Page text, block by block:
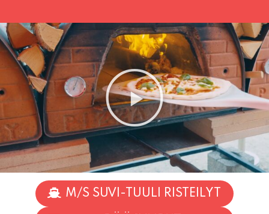
M/S SUVI-TUULI RISTEILYT
PÄÄSYLIPUT
KEIKKABUSSI